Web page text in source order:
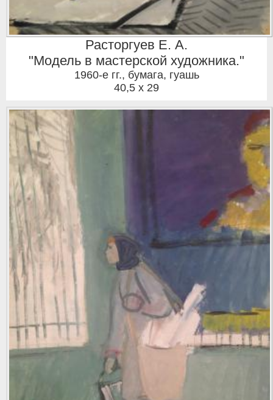
Расторгуев Е. А.
"Модель в мастерской художника."
1960-е гг., бумага, гуашь
40,5 x 29